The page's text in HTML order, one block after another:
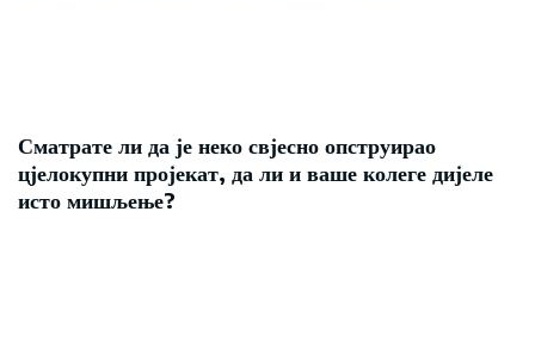
Сматрате ли да је неко свјесно опструирао
цјелокупни пројекат, да ли и ваше колеге дијеле
исто мишљење?